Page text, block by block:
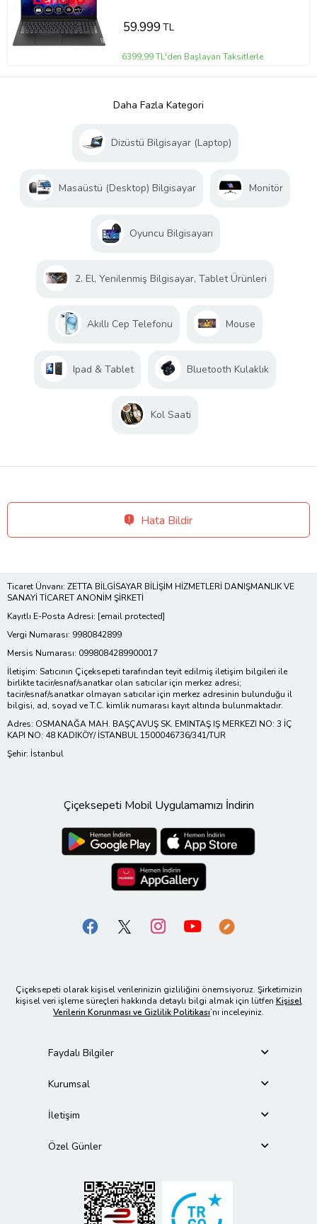
59.999TL
6399,99 TL'den Başlayan Taksitlerle
Daha Fazla Kategori
Dizüstü Bilgisayar (Laptop)
Masaüstü (Desktop) Bilgisayar Monitör
Oyuncu Bilgisayarı
2. El, Yenilenmiş Bilgisayar, Tablet Ürünleri
Akıllı Cep Telefonu Mouse
Ipad & Tablet Bluetooth Kulaklık
Kol Saati
Hata Bildir
Ticaret Ünvanı: ZETTA BİLGİSAYAR BİLİŞİM HİZMETLERİ DANIŞMANLIK VE
SANAYİ TİCARET ANONİM ŞİRKETİ
Kayıtlı E-Posta Adresi: [email protected]
Vergi Numarası: 9980842899
Mersis Numarası: 0998084289900017
İletişim: Satıcının Çiçeksepeti tarafından teyit edilmiş iletişim bilgileri ile
birlikte tacir/esnaf/sanatkar olan satıcılar için merkez adresi;
tacir/esnaf/sanatkar olmayan satıcılar için merkez adresinin bulunduğu il
bilgisi, ad, soyad ve T.C. kimlik numarası kayıt altında bulunmaktadır.
Adres: OSMANAĞA MAH. BAŞÇAVUŞ SK. EMINTAŞ IŞ MERKEZI NO: 3 İÇ
KAPI NO: 48 KADIKÖY/ İSTANBUL 1500046736/341/TUR
Şehir: İstanbul
Çiçeksepeti Mobil Uygulamamızı İndirin
Çiçeksepeti olarak kişisel verilerinizin gizliliğini önemsiyoruz. Şirketimizin
kişisel veri işleme süreçleri hakkında detaylı bilgi almak için lütfen Kişisel
Verilerin Korunması ve Gizlilik Politikası’nı inceleyiniz.
Faydalı Bilgiler
Kurumsal
İletişim
Özel Günler